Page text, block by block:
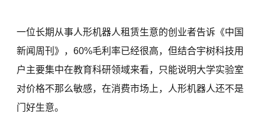
一位长期从事人形机器人租赁生意的创业者告诉《中国
新闻周刊》，60%毛利率已经很高，但结合宇树科技用
户主要集中在教育科研领域来看，只能说明大学实验室
对价格不那么敏感，在消费市场上，人形机器人还不是
门好生意。